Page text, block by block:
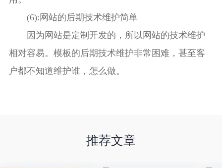
(6):网站的后期技术维护简单
因为网站是定制开发的，所以网站的技术维护
相对容易。模板的后期技术维护非常困难，甚至客
户都不知道维护谁，怎么做。
推荐文章